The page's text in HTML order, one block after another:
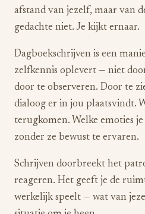
afstand van jezelf, maar van
gedachte niet. Je kijkt ernaar.
Dagboekschrijven is een
zelfkennis oplevert — niet
door te observeren. Door te
dialoog er in jou plaatsvindt.
terugkomen. Welke emoties
zonder ze bewust te ervaren.
Schrijven doorbreekt het
reageren. Het geeft je de
werkelijk speelt — wat van